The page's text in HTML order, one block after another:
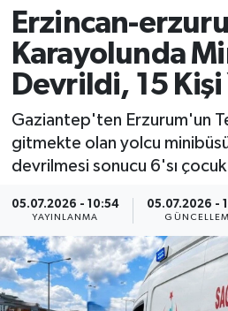
Erzincan-
Karayolunda
Devrildi, 15 Kişi
Gaziantep'ten Erzurum'un
gitmekte olan yolcu
devrilmesi sonucu 6'sı çocuk
05.07.2026 - 10:54
YAYINLANMA
05.07.2026 -
Yurttan Haberler
Ekonomi
Sağlık
Rize Trafik Yoğunluk
Süper Lig Puan Durumu
Tüm Manşetler
Son Dakika Haberleri